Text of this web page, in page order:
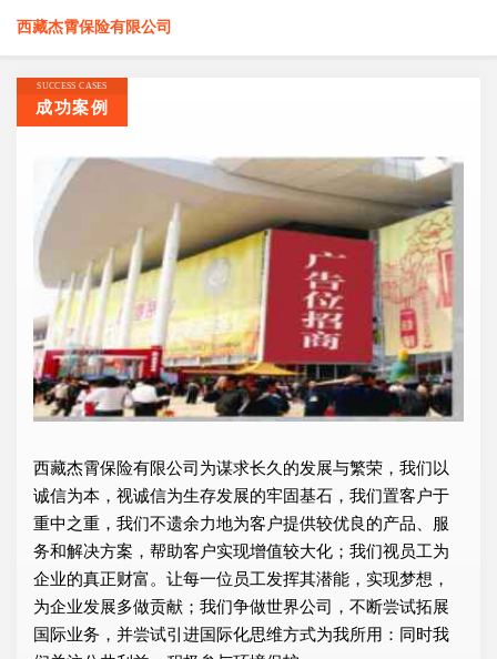
西藏杰霄保险有限公司
SUCCESS CASES
成功案例
西藏杰霄保险有限公司为谋求长久的发展与繁荣，我们以
诚信为本，视诚信为生存发展的牢固基石，我们置客户于
重中之重，我们不遗余力地为客户提供较优良的产品、服
务和解决方案，帮助客户实现增值较大化；我们视员工为
企业的真正财富。让每一位员工发挥其潜能，实现梦想，
为企业发展多做贡献；我们争做世界公司，不断尝试拓展
国际业务，并尝试引进国际化思维方式为我所用：同时我